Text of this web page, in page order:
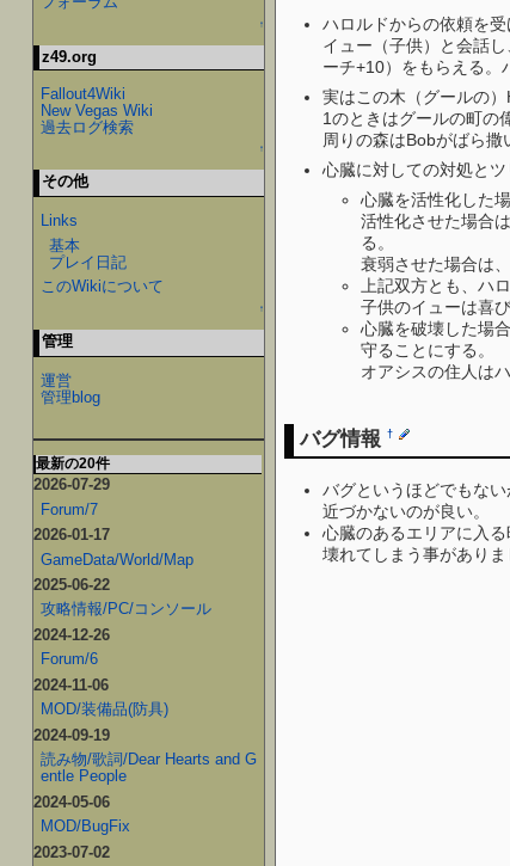
ハロルドからの依頼を
イュー（子供）と会話
ーチ+10）をもらえる。
実はこの木（グールの
1のときはグールの町の
周りの森はBobがばら撒
心臓に対しての対処と
心臓を活性化した
活性化させた場合
る。
衰弱させた場合は
上記双方とも、ハ
子供のイューは喜
心臓を破壊した場
守ることにする。
オアシスの住人は
バグ情報 †
バグというほどでもな
近づかないのが良い。
心臓のあるエリアに入
壊れてしまう事があり
↑
z49.org
Fallout4Wiki
New Vegas Wiki
過去ログ検索
↑
その他
Links
基本
プレイ日記
このWikiについて
↑
管理
運営
管理blog
最新の20件
2026-07-29
Forum/7
2026-01-17
GameData/World/Map
2025-06-22
攻略情報/PC/コンソール
2024-12-26
Forum/6
2024-11-06
MOD/装備品(防具)
2024-09-19
読み物/歌詞/Dear Hearts and G
entle People
2024-05-06
MOD/BugFix
2023-07-02